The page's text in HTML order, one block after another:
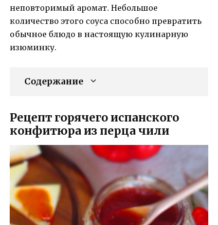
неповторимый аромат. Небольшое
количество этого соуса способно превратить
обычное блюдо в настоящую кулинарную
изюминку.
Содержание
Рецепт горячего испанского
конфитюра из перца чили